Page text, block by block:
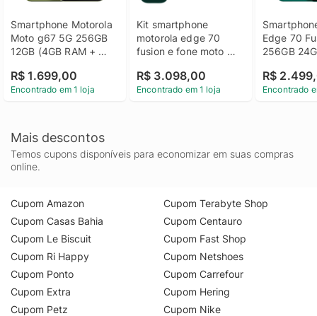
Smartphone Motorola
Moto g67 5G 256GB
12GB (4GB RAM +
camera 50MP Sony
Lytia 600, tela 1.5K
ultrarresistente -
Verde Claro
R$ 1.699,00
Encontrado em 1 loja
Kit smartphone
motorola edge 70
fusion e fone moto
24GB (8GB RAM +
16GB RAM Boost),
R$ 3.098,00
Encontrado em 1 loja
Edge 70
256GB
Boost),
Sony Lytia
R$
Encontrado
Mais descontos
Temos cupons disponíveis para economizar em suas compras
online.
Cupom Amazon
Cupom Casas Bahia
Cupom Le Biscuit
Cupom Ri Happy
Cupom Ponto
Cupom Extra
Cupom Petz
Cupom Terabyte Shop
Cupom Centauro
Cupom Fast Shop
Cupom Netshoes
Cupom Carrefour
Cupom Hering
Cupom Nike